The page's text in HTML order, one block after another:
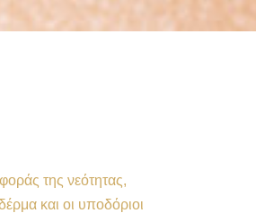
της νεότητας,
και οι υποδόριοι